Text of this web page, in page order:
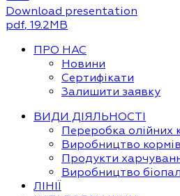
Download presentation
pdf, 19.2MB
ПРО НАС
Новини
Сертифікати
Залишити заявку
ВИДИ ДІЯЛЬНОСТІ
Переробка олійних
Виробництво кормів
Продукти
Виробництво
ЛІНІЇ